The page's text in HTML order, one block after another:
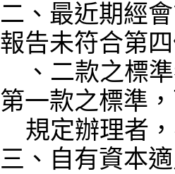
二、最近期經
報告未符合第
第一款之標準
三、自有資本